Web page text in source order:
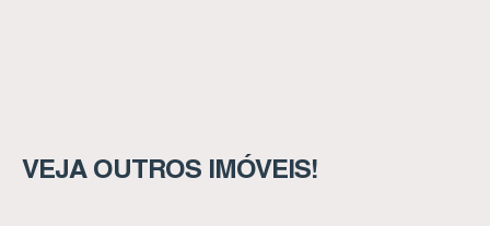
VEJA OUTROS IMÓVEIS!